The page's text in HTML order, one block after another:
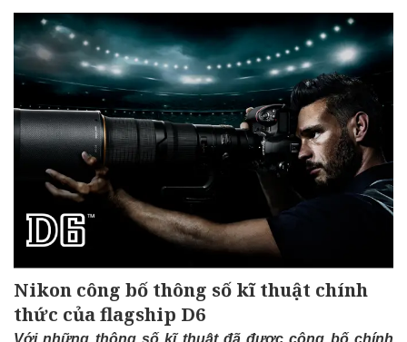
Nikon công bố thông số kĩ thuật chính
thức của flagship D6